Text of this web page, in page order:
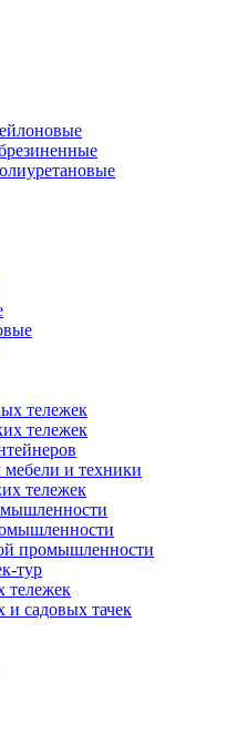
тележек
тележек
и техники
тележек
промышленности
тур
тележек
и садовых тачек